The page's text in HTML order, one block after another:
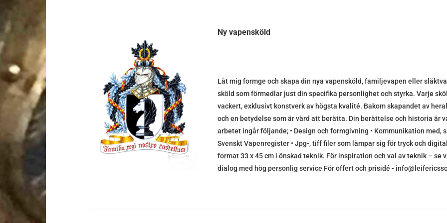
DETALJER
Ny vapensköld
Låt mig formge och skapa din nya vapensköld, familjevapen eller
sköld som förmedlar just din specifika personlighet och styrka. Varje
vackert, exklusivt konstverk av högsta kvalité. Bakom skapandet av
och en betydelse som är värd att berätta. Din berättelse och historia är
arbetet ingår följande; • Design och formgivning • Kommunikation med,
Svenskt Vapenregister • Jpg-, tiff filer som lämpar sig för tryck och
format 33 x 45 cm i önskad teknik. För inspiration och val av teknik – se
dialog med hög personlig service För offert och prisidé -